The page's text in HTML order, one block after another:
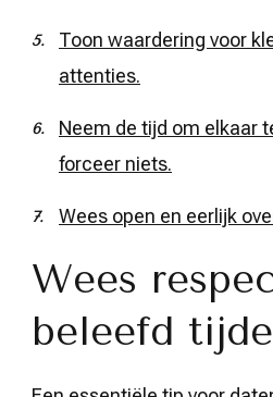
Toon waardering voor
attenties.
Neem de tijd om elkaar
forceer niets.
Wees open en eerlijk
Wees
beleefd